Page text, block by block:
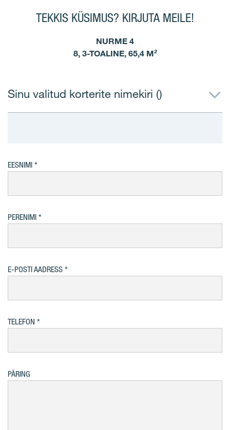
TEKKIS KÜSIMUS? KIRJUTA MEILE!
NURME 4
8, 3-TOALINE, 65,4 M²
Sinu valitud korterite nimekiri ()
EESNIMI
PERENIMI
E-POSTI AADRESS
TELEFON
PÄRING